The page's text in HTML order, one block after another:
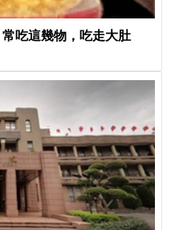
吃這幾物，吃走大肚